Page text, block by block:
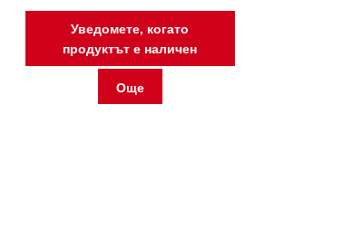
Уведомете, когато
продуктът е наличен
Още